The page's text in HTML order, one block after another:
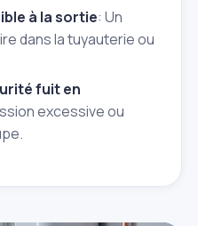
à la sortie: Un
dans la tuyauterie ou
fuit en
excessive ou